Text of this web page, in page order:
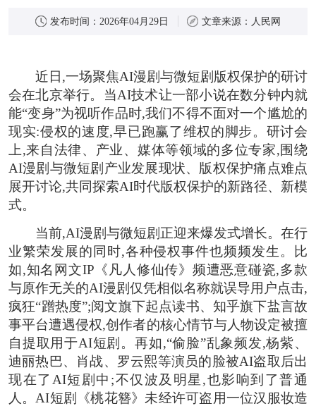
发布时间： 2026年04月29日 文章来源： 人民网
近日,一场聚焦AI漫剧与微短剧版权保护的研讨
会在北京举行。当AI技术让一部小说在数分钟内就
能“变身”为视听作品时,我们不得不面对一个尴尬的
现实:侵权的速度,早已跑赢了维权的脚步。研讨会
上,来自法律、产业、媒体等领域的多位专家,围绕
AI漫剧与微短剧产业发展现状、版权保护痛点难点
展开讨论,共同探索AI时代版权保护的新路径、新模
式。
当前,AI漫剧与微短剧正迎来爆发式增长。在行
业繁荣发展的同时,各种侵权事件也频频发生。比
如,知名网文IP《凡人修仙传》频遭恶意碰瓷,多款
与原作无关的AI漫剧仅凭相似名称就误导用户点击,
疯狂“蹭热度”;阅文旗下起点读书、知乎旗下盐言故
事平台遭遇侵权,创作者的核心情节与人物设定被擅
自提取用于AI短剧。再如,“偷脸”乱象频发,杨紫、
迪丽热巴、肖战、罗云熙等演员的脸被AI盗取后出
现在了AI短剧中;不仅波及明星,也影响到了普通
人。AI短剧《桃花簪》未经许可盗用一位汉服妆造